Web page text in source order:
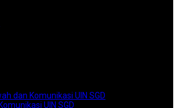
dan Komunikasi UIN SGD
UIN SGD